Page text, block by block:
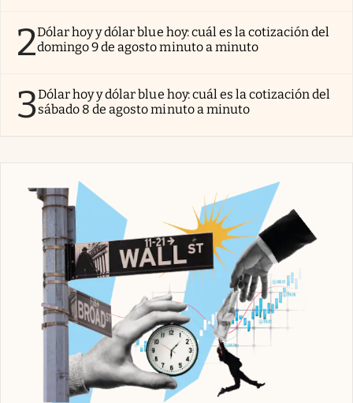
2Dólar hoy y dólar blue hoy: cuál es la cotización del
domingo 9 de agosto minuto a minuto
3Dólar hoy y dólar blue hoy: cuál es la cotización del
sábado 8 de agosto minuto a minuto